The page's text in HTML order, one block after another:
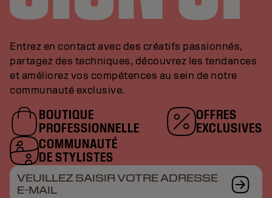
Entrez en contact avec des créatifs passionnés,
partagez des techniques, découvrez les tendances
et améliorez vos compétences au sein de notre
communauté exclusive.
BOUTIQUE
PROFESSIONNELLE
OFFRES
EXCLUSIVES
COMMUNAUTÉ
DE STYLISTES
VEUILLEZ SAISIR VOTRE ADRESSE
E-MAIL